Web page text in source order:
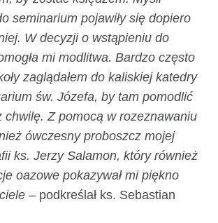
seminarium pojawiły się dopiero
W decyzji o wstąpieniu do
mi modlitwa. Bardzo często
zaglądałem do kaliskiej katedry
św. Józefa, by tam pomodlić
chwilę. Z pomocą w rozeznawaniu
ówczesny proboszcz mojej
ks. Jerzy Salamon, który również
oazowe pokazywał mi piękno
– podkreślał ks. Sebastian